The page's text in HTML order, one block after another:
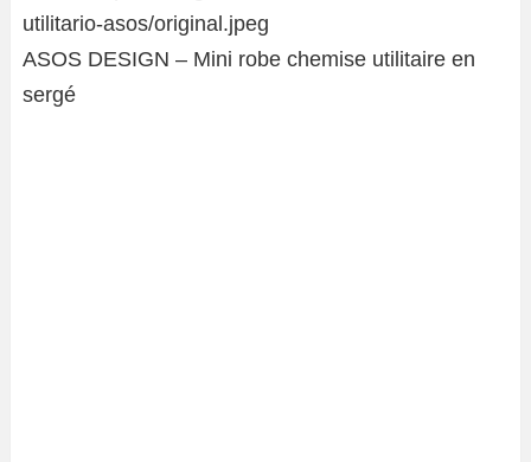
ASOS DESIGN – Mini robe chemise utilitaire en
sergé